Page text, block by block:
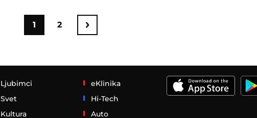
1 2
Ljubimci
Svet
Kultura
eKlinika
Hi-Tech
Auto